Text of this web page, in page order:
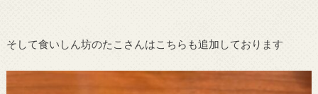
そして食いしん坊のたこさんはこちらも追加しております